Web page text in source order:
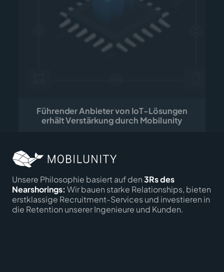
Führender Anbieter von IoT-Lösungen
erhält Verstärkung durch Mobilunity
Unsere Philosophie basiert auf den3Rs des
Nearshorings: Wir bauen starke Relationships, bieten
erstklassige Recruitment-Services und investieren in
die Retention unserer Ingenieure und Kunden.